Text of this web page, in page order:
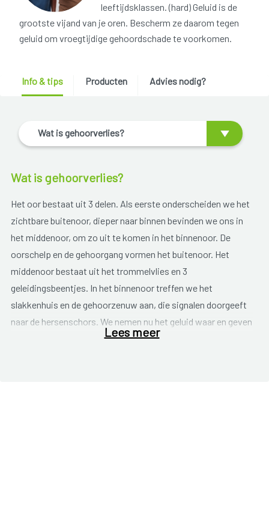
leeftijdsklassen. (hard) Geluid is de
grootste vijand van je oren. Bescherm ze daarom tegen
geluid om vroegtijdige gehoordschade te voorkomen.
Info & tips Producten Advies nodig?
Wat is gehoorverlies?
Wat is gehoorverlies?
Het oor bestaat uit 3 delen. Als eerste onderscheiden we het
zichtbare buitenoor, dieper naar binnen bevinden we ons in
het middenoor, om zo uit te komen in het binnenoor. De
oorschelp en de gehoorgang vormen het buitenoor. Het
middenoor bestaat uit het trommelvlies en 3
geleidingsbeentjes. In het binnenoor treffen we het
slakkenhuis en de gehoorzenuw aan, die signalen doorgeeft
naar de hersenschors. We nemen nu het geluid waar en geven
Lees meer